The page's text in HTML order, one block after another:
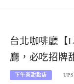
台北咖啡廳【
廳，必吃招牌
下午茶甜點店